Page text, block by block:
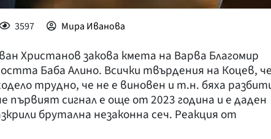
3597 Мира Иванова
Христанов закова кмета на Варва Благомир
Баба Алино. Всички твърдения на Коцев, че
трудно, че не е виновен и т.н. бяха
първият сигнал е още от 2023 година и е даден
брутална незаконна сеч. Реакция от